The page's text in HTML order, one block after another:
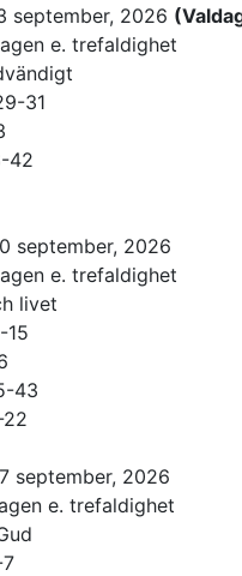
september, 2026
e. trefaldighet
31
42
september, 2026
e. trefaldighet
livet
15
43
22
september, 2026
e. trefaldighet